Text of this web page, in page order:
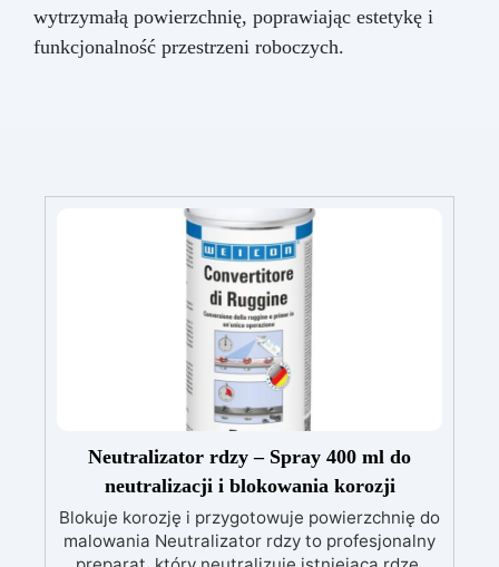
wytrzymałą powierzchnię, poprawiając estetykę i
funkcjonalność przestrzeni roboczych.
Neutralizator rdzy – Spray 400 ml do
neutralizacji i blokowania korozji
Blokuje korozję i przygotowuje powierzchnię do
malowania Neutralizator rdzy to profesjonalny